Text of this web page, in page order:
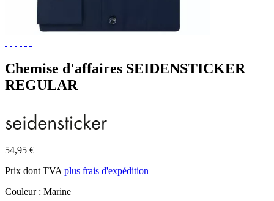
Chemise d'affaires SEIDENSTICKER
REGULAR
54,95 €
Prix dont TVA plus frais d'expédition
Couleur : Marine